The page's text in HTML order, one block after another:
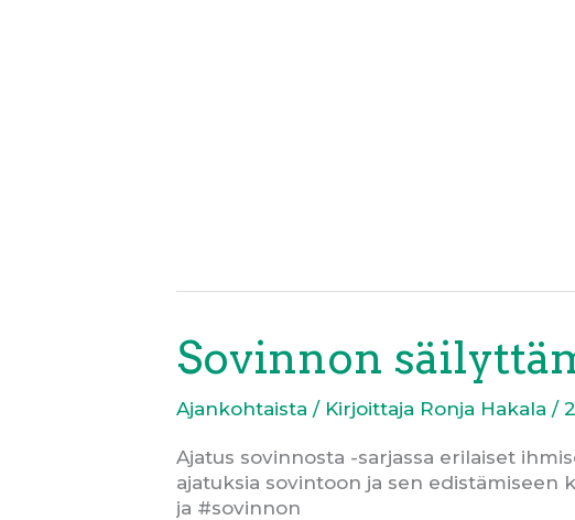
Sovinnon
Ajankohtaista / Kirjoittaja Ronja Hakala /
Ajatus sovinnosta -sarjassa erilaiset
ajatuksia sovintoon ja sen
ja #sovinnon